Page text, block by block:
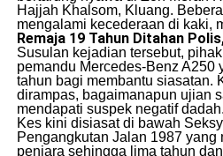
Hajjah Khalsom, Kluang.
mengalami kecederaan di kaki,
Remaja 19 Tahun Ditahan
​Susulan kejadian tersebut,
pemandu Mercedes-Benz A250
tahun bagi membantu siasatan.
dirampas, bagaimanapun ujian
mendapati suspek negatif dadah.
​Kes kini disiasat di bawah
Pengangkutan Jalan 1987 yang
penjara sehingga lima tahun